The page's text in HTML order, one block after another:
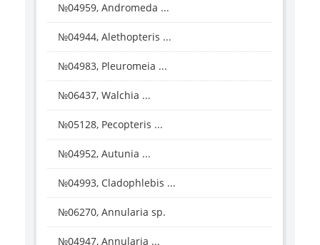
№04959, Andromeda ...
№04944, Alethopteris ...
№04983, Pleuromeia ...
№06437, Walchia ...
№05128, Pecopteris ...
№04952, Autunia ...
№04993, Cladophlebis ...
№06270, Annularia sp.
№04947, Annularia ...